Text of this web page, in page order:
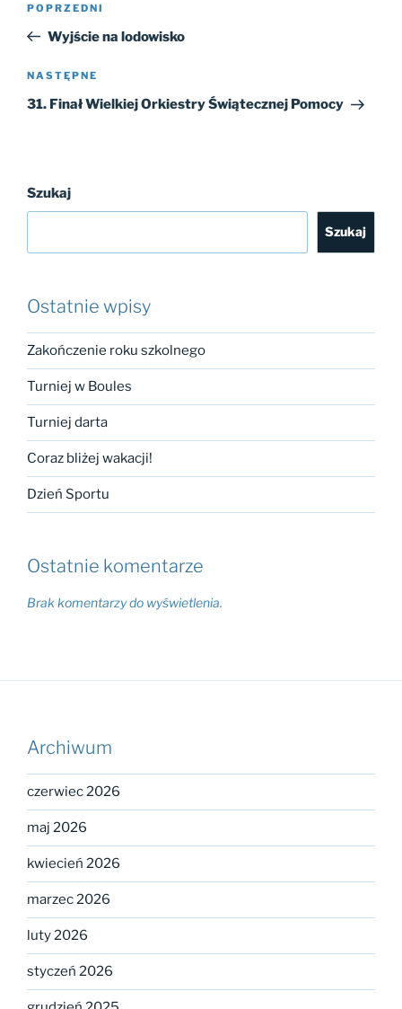
Poprzedni
wpis
POPRZEDNI
Wyjście na lodowisko
Następny
wpis
NASTĘPNE
31. Finał Wielkiej Orkiestry Świątecznej Pomocy
Szukaj
Szukaj
Ostatnie wpisy
Zakończenie roku szkolnego
Turniej w Boules
Turniej darta
Coraz bliżej wakacji!
Dzień Sportu
Ostatnie komentarze
Brak komentarzy do wyświetlenia.
Archiwum
czerwiec 2026
maj 2026
kwiecień 2026
marzec 2026
luty 2026
styczeń 2026